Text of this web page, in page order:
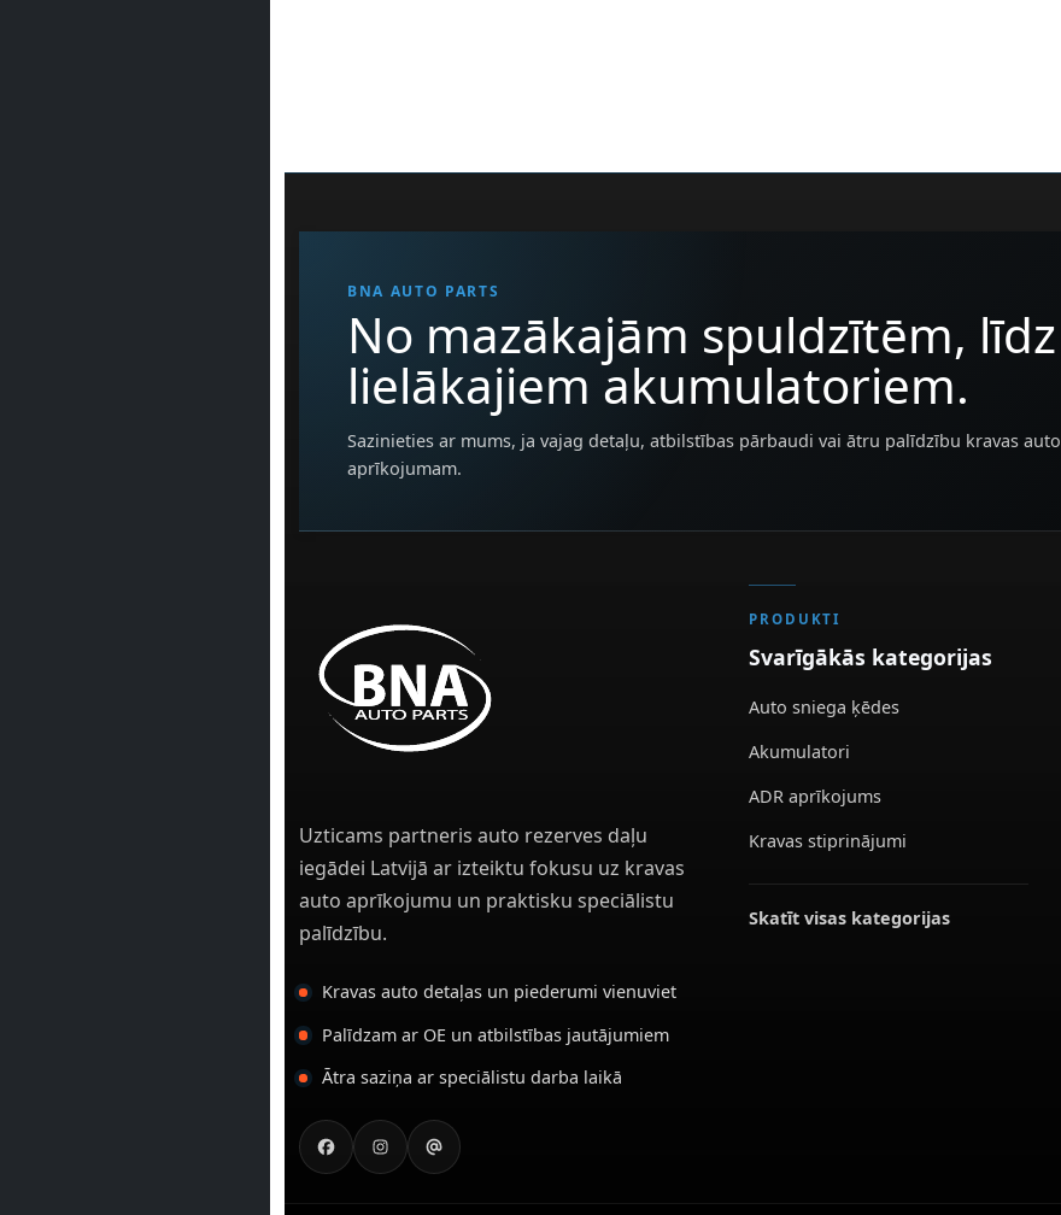
BNA AUTO PARTS
No mazākajām spuldzītēm, līdz
lielākajiem akumulatoriem.
Sazinieties ar mums, ja vajag detaļu, atbilstības pārbaudi vai ātru palīdzību kravas auto
aprīkojumam.
Uzticams partneris auto rezerves daļu
iegādei Latvijā ar izteiktu fokusu uz kravas
auto aprīkojumu un praktisku speciālistu
palīdzību.
Kravas auto detaļas un piederumi vienuviet
Palīdzam ar OE un atbilstības jautājumiem
Ātra saziņa ar speciālistu darba laikā
PRODUKTI
Svarīgākās kategorijas
Auto sniega ķēdes
Akumulatori
ADR aprīkojums
Kravas stiprinājumi
Skatīt visas kategorijas